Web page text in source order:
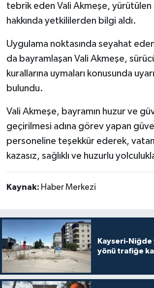
tebrik eden Vali Akmeşe, yürütülen
hakkında yetkililerden bilgi aldı.
Uygulama noktasında seyahat
da bayramlaşan Vali Akmeşe,
kurallarına uymaları konusunda
bulundu.
Vali Akmeşe, bayramın huzur ve
geçirilmesi adına görev yapan
personeline teşekkür ederek,
kazasız, sağlıklı ve huzurlu
Kaynak: Haber Merkezi
Kayseri-
yönü trafiğe